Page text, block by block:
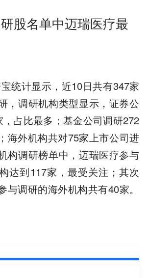
股名单中迈瑞医疗最
统计显示，近10日共有347家
，调研机构类型显示，证券公
占比最多；基金公司调研272
海外机构共对75家上市公司进
构调研榜单中，迈瑞医疗参与
达到117家，最受关注；其次
与调研的海外机构共有40家。